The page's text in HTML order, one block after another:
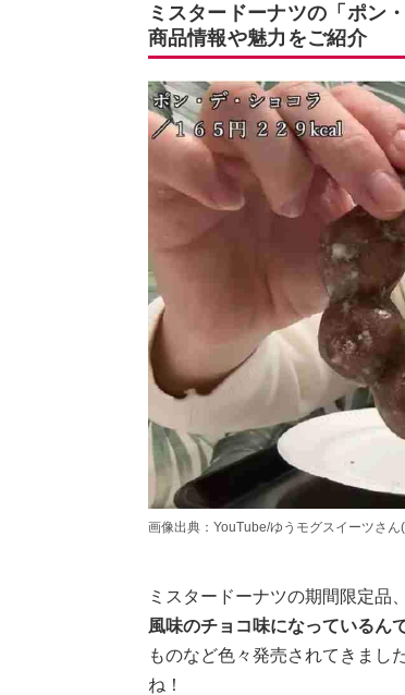
ミスタードーナツの「ポン
商品情報や魅力をご紹介
画像出典：YouTube/ゆうモグスイーツさ
ミスタードーナツの期間限定品
風味のチョコ味になっているんで
ものなど色々発売されてきまし
ね！